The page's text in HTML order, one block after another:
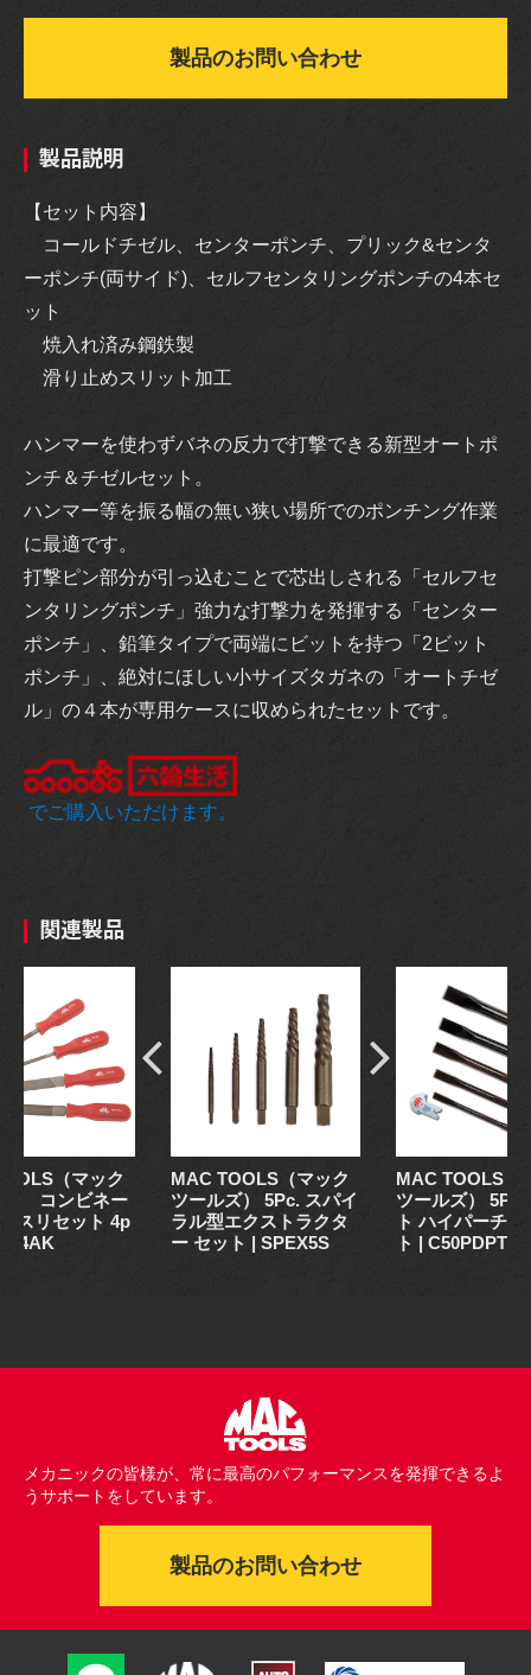
製品のお問い合わせ
製品説明
【セット内容】
コールドチゼル、センターポンチ、プリック&センタ
ーポンチ(両サイド)、セルフセンタリングポンチの4本セ
ット
焼入れ済み鋼鉄製
滑り止めスリット加工
ハンマーを使わずバネの反力で打撃できる新型オートポ
ンチ＆チゼルセット。
ハンマー等を振る幅の無い狭い場所でのポンチング作業
に最適です。
打撃ピン部分が引っ込むことで芯出しされる「セルフセ
ンタリングポンチ」強力な打撃力を発揮する「センター
ポンチ」、鉛筆タイプで両端にビットを持つ「2ビット
ポンチ」、絶対にほしい小サイズタガネの「オートチゼ
ル」の４本が専用ケースに収められたセットです。
でご購入いただけます。
関連製品
（マック
） コンビネー
スリセット 4p
MAC TOOLS（マック
ツールズ） 5Pc. スパイ
ラル型エクストラクタ
ー セット | SPEX5S
MAC TOOLS（
ツールズ） 5Pc.
ト ハイパーチ
ト | C50PDPT
メカニックの皆様が、常に最高のパフォーマンスを発揮できるよ
うサポートをしています。
製品のお問い合わせ